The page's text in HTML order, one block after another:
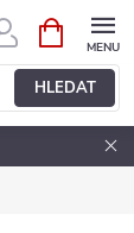
HLEDAT
NÁKUPNÍ
KOŠÍK